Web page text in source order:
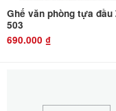
Ghế văn phòng tựa đầu
503
690.000 ₫